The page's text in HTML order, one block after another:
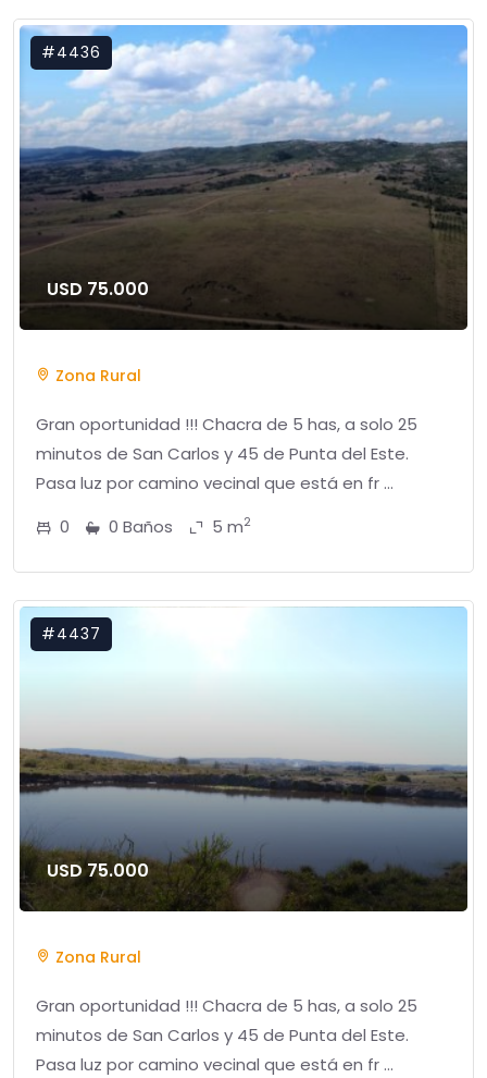
#4436
USD 75.000
Zona Rural
Gran oportunidad !!! Chacra de 5 has, a solo 25
minutos de San Carlos y 45 de Punta del Este.
Pasa luz por camino vecinal que está en fr ...
0
0 Baños 5 m2
#4437
USD 75.000
Zona Rural
Gran oportunidad !!! Chacra de 5 has, a solo 25
minutos de San Carlos y 45 de Punta del Este.
Pasa luz por camino vecinal que está en fr ...